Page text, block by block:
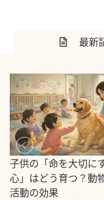
最新
子供の「命を大切に
心」はどう育つ？動
活動の効果